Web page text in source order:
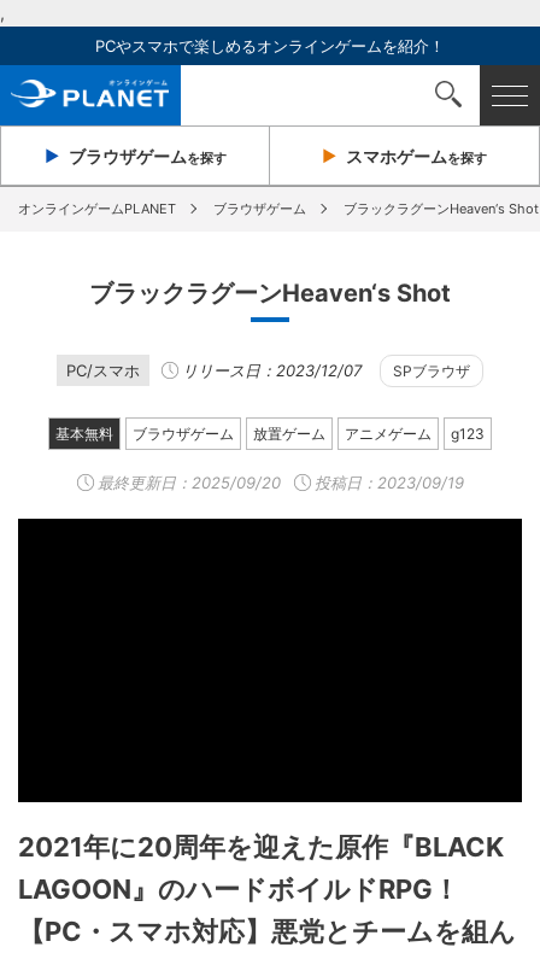
,
PCやスマホで楽しめるオンラインゲームを紹介！
ブラウザゲームを探す スマホゲームを探す
オンラインゲームPLANET ブラウザゲーム ブラックラグーンHeaven‘s Shot
ブラックラグーンHeaven‘s Shot
PC/スマホ リリース日：2023/12/07 SPブラウザ
基本無料 ブラウザゲーム 放置ゲーム アニメゲーム g123
最終更新日： 2025/09/20 投稿日：2023/09/19
2021年に20周年を迎えた原作『BLACK
LAGOON』のハードボイルドRPG！
【PC・スマホ対応】悪党とチームを組ん